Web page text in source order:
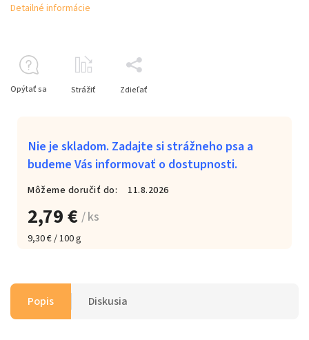
2,79 € / ks
9,30 € / 100 g
Nie je skladom. Zadajte si strážneho psa a
budeme Vás informovať o dostupnosti.
Môžeme doručiť do: 11.8.2026
Detailné informácie
Opýtať sa Strážiť Zdieľať
Popis Diskusia